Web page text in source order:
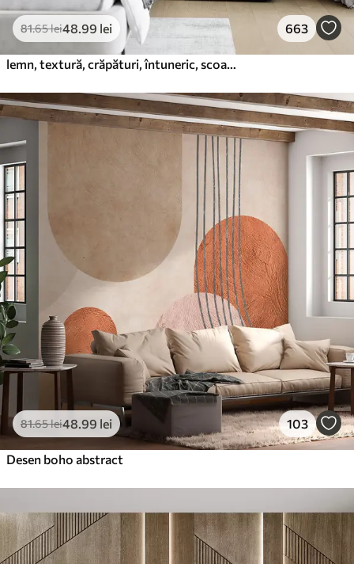
81.65lei48 .99 lei 663
81.65lei48 .99 lei 103
Desen boho abstract